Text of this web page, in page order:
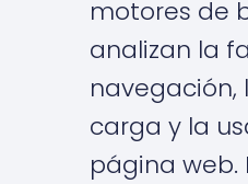
motores de
analizan la
navegación,
carga y la
página web.